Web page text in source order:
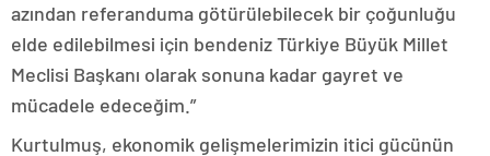
azından referanduma götürülebilecek bir çoğunluğu
elde edilebilmesi için bendeniz Türkiye Büyük Millet
Meclisi Başkanı olarak sonuna kadar gayret ve
mücadele edeceğim.”
Kurtulmuş, ekonomik gelişmelerimizin itici gücünün